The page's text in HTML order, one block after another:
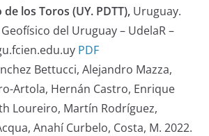
los Toros (UY. PDTT), Uruguay.
del Uruguay – UdelaR –
PDF
Bettucci, Alejandro Mazza,
Artola, Hernán Castro, Enrique
Loureiro, Martín Rodríguez,
Anahí Curbelo, Costa, M. 2022.